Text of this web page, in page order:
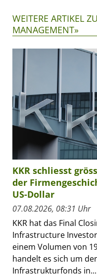
WEITERE ARTIKEL
MANAGEMENT»
KKR schliesst
der
US-Dollar
07.08.2026, 08:31 Uhr
KKR hat das Final
Infrastructure
einem Volumen von
handelt es sich um
Infrastrukturfonds in...